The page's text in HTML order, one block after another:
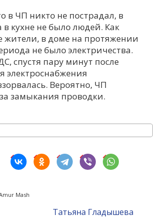
в ЧП никто не пострадал, в
кухне не было людей. Как
жители, в доме на протяжении
не было электричества.
спустя пару минут после
электроснабжения
Вероятно, ЧП
замыкания проводки.
Mash
Татьяна Гладышева